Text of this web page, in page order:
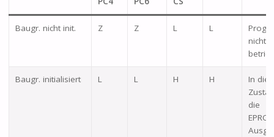
Baugr. nicht init. Z Z L L
nicht
Baugr. initialisiert L L H H
In
die